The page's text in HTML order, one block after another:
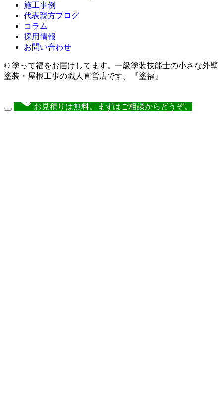
施工事例
代表親方ブログ
コラム
採用情報
お問い合わせ
© 塗って福をお届けしてます。一級塗装技能士の小さな外壁
塗装・屋根工事の職人直営店です。『塗福』
お見積りは無料。まずはご相談からどうぞ。